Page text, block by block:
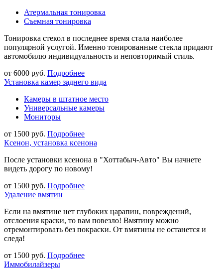
Атермальная тонировка
Съемная тонировка
Тонировка стекол в последнее время стала наиболее
популярной услугой. Именно тонированные стекла придают
автомобилю индивидуальность и неповторимый стиль.
от 6000 руб. Подробнее
Установка камер заднего вида
Камеры в штатное место
Универсальные камеры
Мониторы
от 1500 руб. Подробнее
Ксенон, установка ксенона
После установки ксенона в "Хоттабыч-Авто" Вы начнете
видеть дорогу по новому!
от 1500 руб. Подробнее
Удаление вмятин
Если на вмятине нет глубоких царапин, повреждений,
отслоения краски, то вам повезло! Вмятину можно
отремонтировать без покраски. От вмятины не останется и
следа!
от 1500 руб. Подробнее
Иммобилайзеры